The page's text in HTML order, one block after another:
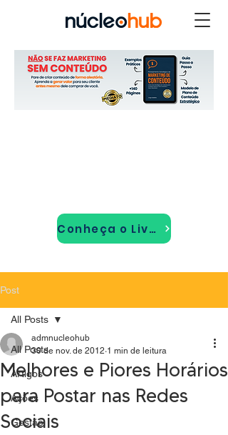
Conheça o Livro!
Post
All Posts
Artigos
Ações
Gestão
All Posts
Melhores e Piores Horários
para Postar nas Redes
Sociais
admnucleohub
30 de nov. de 2012 1 min de leitura